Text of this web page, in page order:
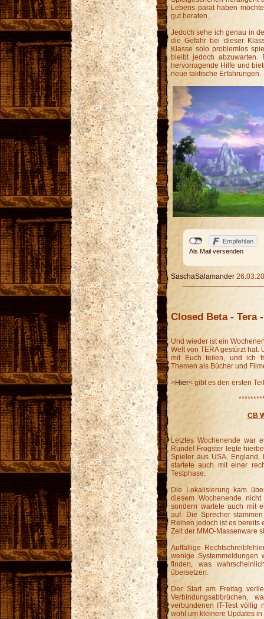
Lebens parat haben
gut beraten.
Jedoch sehe ich genau in
die Gefahr bei dieser
Klasse solo problemlos
bleibt jedoch
hervorragende Hilfe und
neue taktische Erfahrungen.
Als Mail versenden
SaschaSalamander
Closed Beta - Tera
Und wieder ist ein
Welt von TERA gestürzt
mit Euch teilen, und ich
Themen als Bücher und
>Hier< gibt es den ersten
CB
Letztes Wochenende war
Runde! Frogster legte
Spieler aus USA, England,
startete auch mit einer
Testphase.
Die Lokalisierung kam
diesem Wochenende
sondern wartete auch mit
auf. Die Sprecher
Reihen jedoch ist es bereits
Zeit der MMO-Massenware
Auffällige
wenige Systemmeldungen
finden, was
übersetzen.
Der Start am Freitag
Verbindungsabbrüchen,
verbundenen IT-Test
wohl um kleinere Updates in